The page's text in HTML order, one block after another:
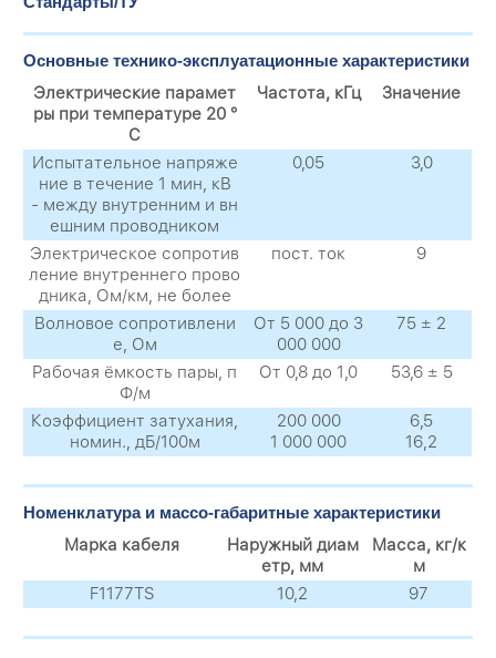
Основные технико-эксплуатационные характеристики
Электрические парамет
ры при температуре 20 °
C
Частота, кГц Значение
Испытательное напряже
ние в течение 1 мин, кВ
- между внутренним и вн
ешним проводником
0,05 3,0
Электрическое сопротив
ление внутреннего прово
дника, Ом/км, не более
пост. ток 9
Волновое сопротивлени
е, Ом
От 5 000 до 3
000 000
75 ± 2
Рабочая ёмкость пары, п
Ф/м
От 0,8 до 1,0 53,6 ± 5
Коэффициент затухания,
номин., дБ/100м
200 000
1 000 000
6,5
16,2
Номенклатура и массо-габаритные характеристики
Марка кабеля
Наружный диам
етр, мм
Масса, кг/к
м
F1177TS
10,2 97